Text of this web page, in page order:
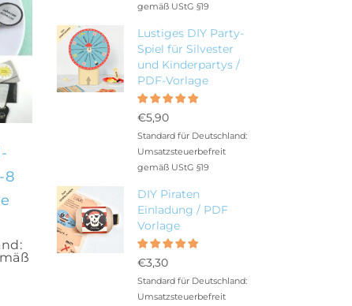
8
gemäß UStG §19
Lustiges DIY Party-
Spiel für Silvester
und Kinderpartys /
PDF-Vorlage
mit5.00
€5,90
Standard für Deutschland:
Umsatzsteuerbefreit
gemäß UStG §19
DIY Piraten
Einladung / PDF
Vorlage
mit5.00
€3,30
Standard für Deutschland:
Umsatzsteuerbefreit